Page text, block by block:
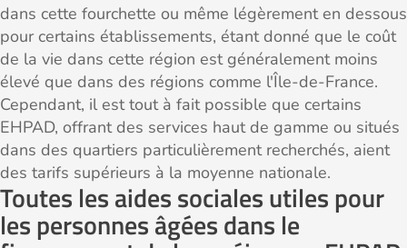
dans cette fourchette ou même légèrement en dessous
pour certains établissements, étant donné que le coût
de la vie dans cette région est généralement moins
élevé que dans des régions comme l'Île-de-France.
Cependant, il est tout à fait possible que certains
EHPAD, offrant des services haut de gamme ou situés
dans des quartiers particulièrement recherchés, aient
des tarifs supérieurs à la moyenne nationale.
Toutes les aides sociales utiles pour
les personnes âgées dans le